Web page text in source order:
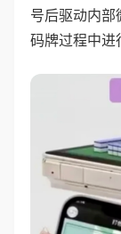
号后驱动内部
码牌过程中进